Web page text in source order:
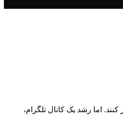
اما رشد یک کانال تلگرام،